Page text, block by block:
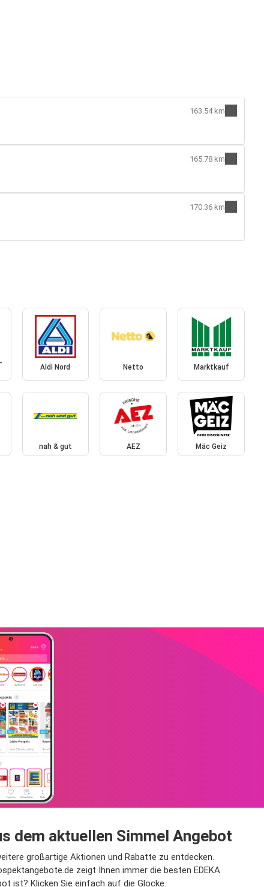
163.54 km
165.78 km
170.36 km
Aldi Nord Netto Marktkauf
nah & gut AEZ Mäc Geiz
dem aktuellen Simmel Angebot
großartige Aktionen und Rabatte zu entdecken.
zeigt Ihnen immer die besten EDEKA
ist? Klicken Sie einfach auf die Glocke.